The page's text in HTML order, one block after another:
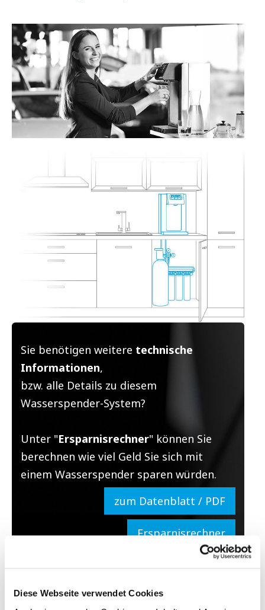
Diese Webseite verwendet Cookies
Sie benötigen weitere technische
Informationen,
bzw. alle Details zu diesem
Wasserspender-System?
Unter "Ersparnisrechner" können Sie
berechnen wie viel Geld Sie sich mit
einem Wasserspender sparen würden.
zum Datenblatt / PDF
Ersparnisrechner
Fügen Sie eine Bewertung hinzu